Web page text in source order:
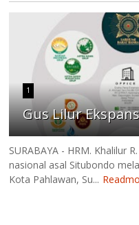
1
Gus Lilur
SURABAYA - HRM. Khalilur
nasional asal Situbondo
Kota Pahlawan, Su...